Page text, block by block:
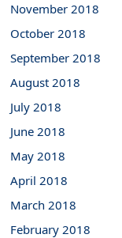
November 2018
October 2018
September 2018
August 2018
July 2018
June 2018
May 2018
April 2018
March 2018
February 2018